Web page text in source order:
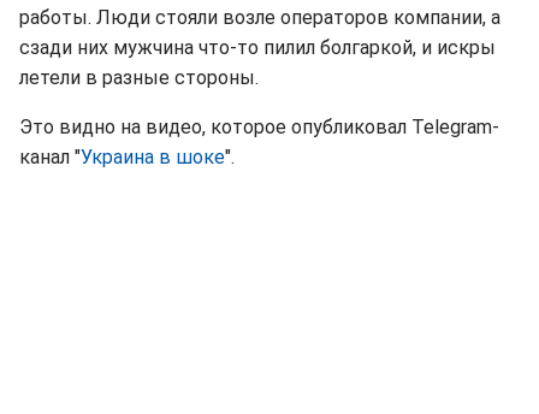
работы. Люди стояли возле операторов компании, а
сзади них мужчина что-то пилил болгаркой, и искры
летели в разные стороны.
Это видно на видео, которое опубликовал Telegram-
канал "Украина в шоке".